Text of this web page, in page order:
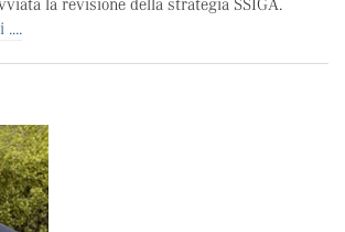
la revisione della strategia SSIGA.
....